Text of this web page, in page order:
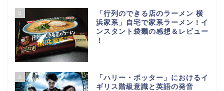
5
「行列のできる店のラーメン 横
浜家系」自宅で家系ラーメン！イ
ンスタント袋麺の感想＆レビュー
！
6
「ハリー・ポッター」におけるイ
ギリス階級意識と英語の発音